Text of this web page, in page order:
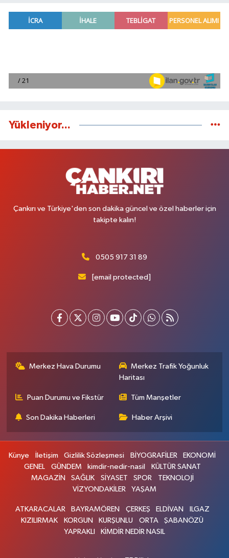
Yükleniyor...
Çankırı ve Türkiye'den son dakika güncel ve özel haberler için
takipte kalın!
0505 917 31 89
[email protected]
Merkez Hava Durumu
Merkez Trafik Yoğunluk
Haritası
Puan Durumu ve Fikstür Tüm Manşetler
Son Dakika Haberleri Haber Arşivi
Künye İletişim Gizlilik Sözleşmesi BİYOGRAFİLER
EKONOMİ
GENEL
GÜNDEM kimdir-nedir-nasil
KÜLTÜR SANAT
MAGAZİN
SAĞLIK SİYASET SPOR
TEKNOLOJİ
VİZYONDAKİLER
YAŞAM
ATKARACALAR BAYRAMÖREN ÇERKEŞ ELDİVAN
ILGAZ
KIZILIRMAK
KORGUN KURŞUNLU ORTA
ŞABANÖZÜ
YAPRAKLI
KİMDİR NEDİR NASIL